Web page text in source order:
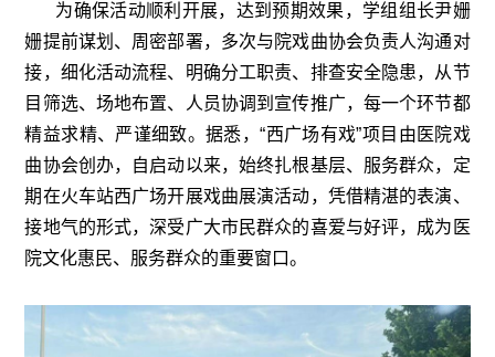
为确保活动顺利开展，达到预期效果，学组组长尹姗
姗提前谋划、周密部署，多次与院戏曲协会负责人沟通对
接，细化活动流程、明确分工职责、排查安全隐患，从节
目筛选、场地布置、人员协调到宣传推广，每一个环节都
精益求精、严谨细致。据悉，“西广场有戏”项目由医院戏
曲协会创办，自启动以来，始终扎根基层、服务群众，定
期在火车站西广场开展戏曲展演活动，凭借精湛的表演、
接地气的形式，深受广大市民群众的喜爱与好评，成为医
院文化惠民、服务群众的重要窗口。